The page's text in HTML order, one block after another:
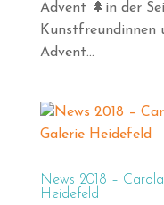
Advent 🌲in der
Kunstfreundinnen
Advent...
News 2018 –
Heidefeld